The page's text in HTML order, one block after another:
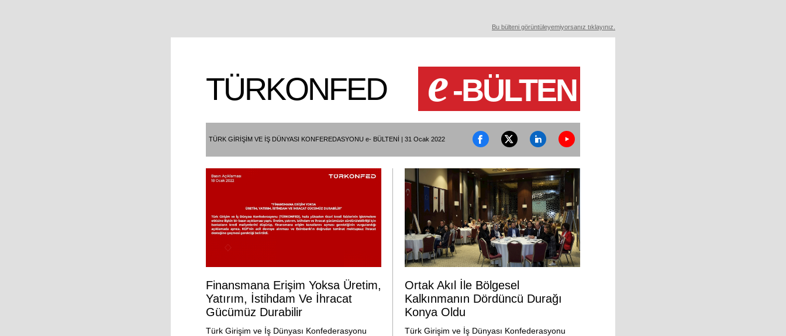
Bu bülteni görüntüleyemiyorsanız tıklayınız.
TÜRKONFED e -BÜLTEN
TÜRK GİRİŞİM VE İŞ DÜNYASI KONFEREDASYONU e- BÜLTENİ | 31 Ocak 2022
Finansmana Erişim Yoksa Üretim,
Yatırım, İstihdam Ve İhracat
Gücümüz Durabilir
Türk Girişim ve İş Dünyası Konfederasyonu
Ortak Akıl İle Bölgesel
Kalkınmanın Dördüncü Durağı
Konya Oldu
Türk Girişim ve İş Dünyası Konfederasyonu